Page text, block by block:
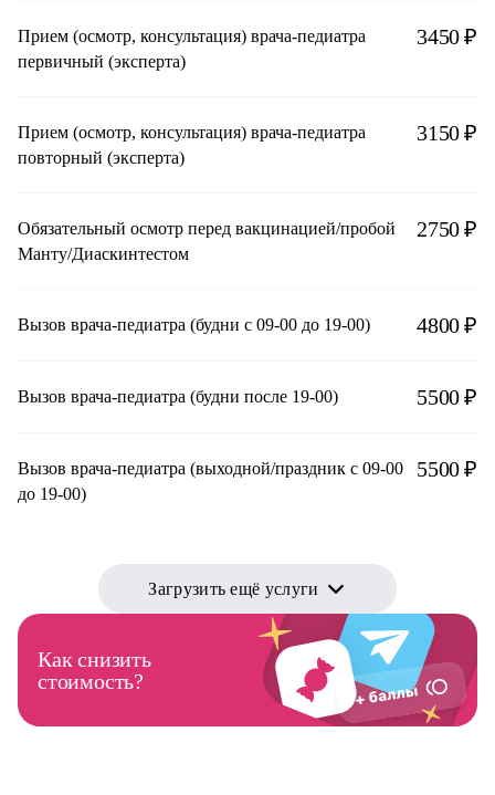
Прием (осмотр, консультация) врача-педиатра
первичный (эксперта)
3450 ₽
Прием (осмотр, консультация) врача-педиатра
повторный (эксперта)
3150 ₽
Обязательный осмотр перед вакцинацией/пробой
Манту/Диаскинтестом
2750 ₽
Вызов врача-педиатра (будни с 09-00 до 19-00) 4800 ₽
Вызов врача-педиатра (будни после 19-00) 5500 ₽
Вызов врача-педиатра (выходной/праздник с 09-00
до 19-00)
5500 ₽
Загрузить ещё услуги
Как снизить
стоимость?